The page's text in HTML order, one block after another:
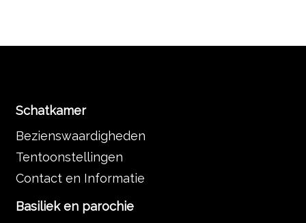
Schatkamer
Bezienswaardigheden
Tentoonstellingen
Contact en Informatie
Basiliek en parochie